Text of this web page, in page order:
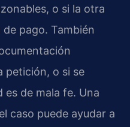
o si la otra
pago. También
petición, o si se
es de mala fe. Una
caso puede ayudar a